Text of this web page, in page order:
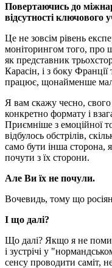
Повертаючись до
відсутності ключового
Це не зовсім рівень
моніторингом того, про
як представник
Карасін, і з боку
працює, щонайменше
Я вам скажу чесно,
конкретно формату і
Приємніше з емоційної
відбулось обстрілів,
само бути інша сторона,
почути з їх сторони.
Але Ви їх не почули.
Вочевидь, тому що
І що далі?
Що далі? Якщо я не
і зустрічі у
сенсу проводити саміт,